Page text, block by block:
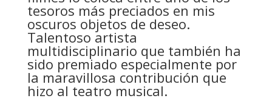
tesoros más preciados en mis
oscuros objetos de deseo.
Talentoso artista
multidisciplinario que también ha
sido premiado especialmente por
la maravillosa contribución que
hizo al teatro musical.